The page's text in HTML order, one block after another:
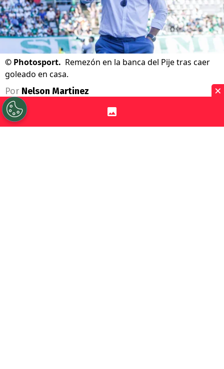
© Photosport. Remezón en la banca del Pije tras caer
goleado en casa.
Por Nelson Martinez ×